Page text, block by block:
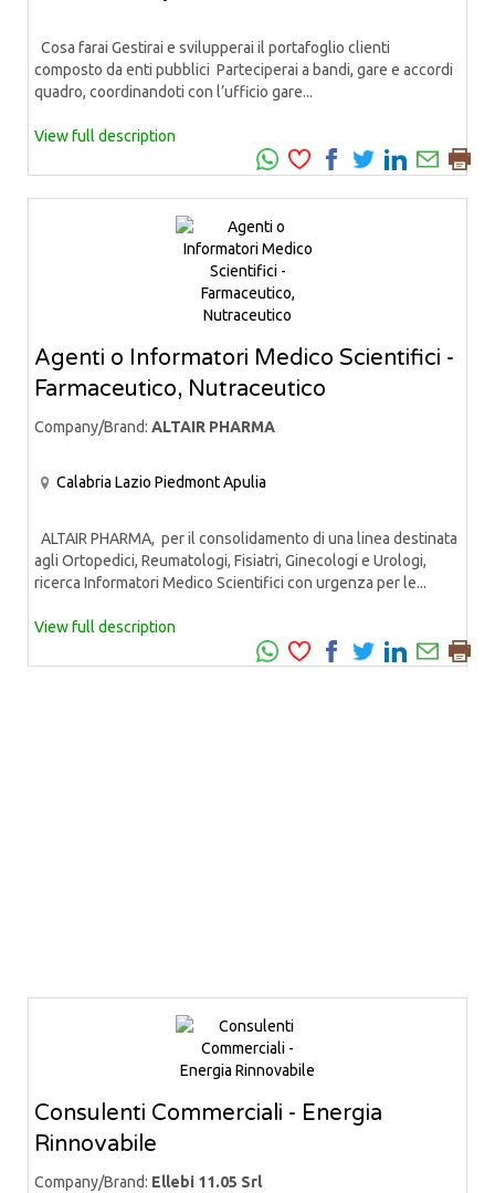
Cosa farai Gestirai e svilupperai il portafoglio clienti
composto da enti pubblici Parteciperai a bandi, gare e accordi
quadro, coordinandoti con l’ufficio gare...
View full description
Agenti o Informatori Medico Scientifici -
Farmaceutico, Nutraceutico
Company/Brand: ALTAIR PHARMA
Calabria Lazio PiedmontApulia
ALTAIR PHARMA, per il consolidamento di una linea destinata
agli Ortopedici, Reumatologi, Fisiatri, Ginecologi e Urologi,
ricerca Informatori Medico Scientifici con urgenza per le...
View full description
Consulenti Commerciali - Energia
Rinnovabile
Company/Brand: Ellebi 11.05 Srl